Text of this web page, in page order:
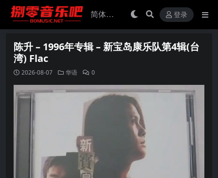
登录
陈升 – 1996年专辑 – 新宝岛康乐队第4辑(台
湾) Flac
2026-08-07 华语 0